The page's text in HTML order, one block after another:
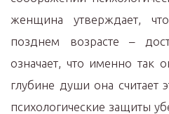
женщина утверждает,
позднем возрасте –
означает, что именно так
глубине души она считает
психологические защиты